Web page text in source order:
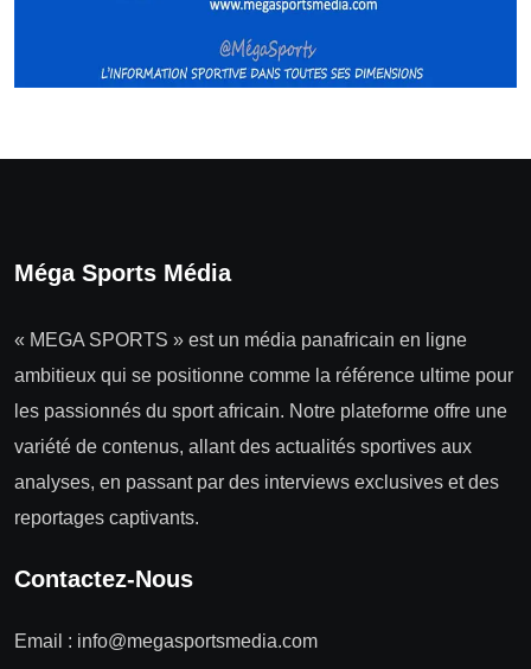
Méga Sports Média
« MEGA SPORTS » est un média panafricain en ligne
ambitieux qui se positionne comme la référence ultime pour
les passionnés du sport africain. Notre plateforme offre une
variété de contenus, allant des actualités sportives aux
analyses, en passant par des interviews exclusives et des
reportages captivants.
Contactez-Nous
Email : info@megasportsmedia.com